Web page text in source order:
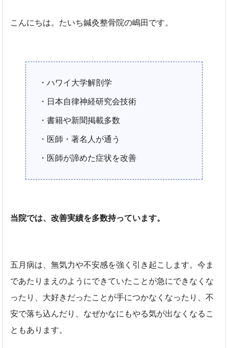
こんにちは。たいち鍼灸整骨院の嶋田です。
・ハワイ大学解剖学
・日本自律神経研究会技術
・書籍や新聞掲載多数
・医師・著名人が通う
・医師が諦めた症状を改善
当院では、改善実績を多数持っています。
五月病は、無気力や不安感を強く引き起こします。今ま
であたりまえのようにできていたことが急にできなくな
ったり、大好きだったことが手につかなくなったり、不
安で落ち込んだり、なぜかなにもやる気が出なくなるこ
ともあります。